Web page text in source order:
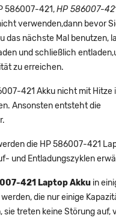
586007-421,HP 586007-
verwenden,dann bevor
das nächste Mal benutzen,
und schließlich
zu erreichen.
421 Akku nicht mit Hitze
Ansonsten entsteht die
die HP 586007-421
und Entladungszyklen
421 Laptop Akku in
die nur einige
sie treten keine Störung auf,